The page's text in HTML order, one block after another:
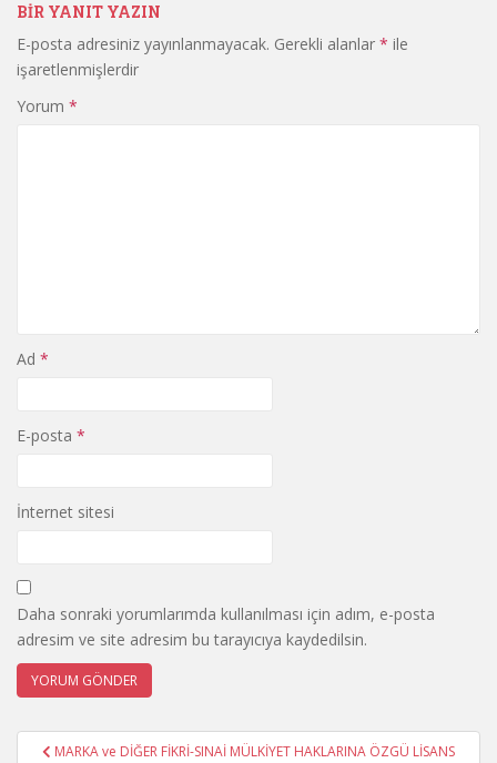
BIR YANIT YAZIN
E-posta adresiniz yayınlanmayacak. Gerekli alanlar * ile
işaretlenmişlerdir
Yorum *
Ad *
E-posta *
İnternet sitesi
Daha sonraki yorumlarımda kullanılması için adım, e-posta
adresim ve site adresim bu tarayıcıya kaydedilsin.
YazıMARKA ve DİĞER FİKRİ-SINAİ MÜLKİYET HAKLARINA ÖZGÜ LİSANS